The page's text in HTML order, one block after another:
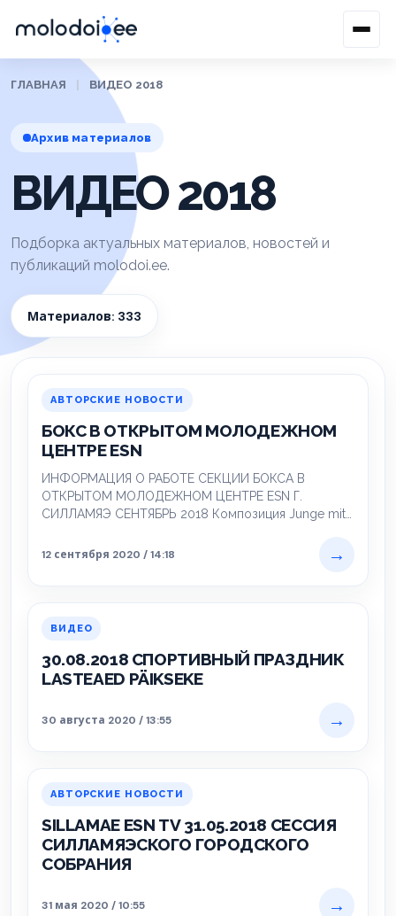
ГЛАВНАЯ ВИДЕО 2018
Архив материалов
ВИДЕО 2018
Подборка актуальных материалов, новостей и
публикаций molodoi.ee.
Материалов: 333
АВТОРСКИЕ НОВОСТИ
БОКС В ОТКРЫТОМ МОЛОДЕЖНОМ
ЦЕНТРЕ ESN
ИНФОРМАЦИЯ О РАБОТЕ СЕКЦИИ БОКСА В
ОТКРЫТОМ МОЛОДЕЖНОМ ЦЕНТРЕ ESN Г.
СИЛЛАМЯЭ СЕНТЯБРЬ 2018 Композиция Junge mit
12 сентября 2020 / 14:18
→
ВИДЕО
30.08.2018 СПОРТИВНЫЙ ПРАЗДНИК
LASTEAED PÄIKSEKE
30 августа 2020 / 13:55 →
АВТОРСКИЕ НОВОСТИ
SILLAMAE ESN TV 31.05.2018 СЕССИЯ
СИЛЛАМЯЭСКОГО ГОРОДСКОГО
СОБРАНИЯ
31 мая 2020 / 10:55 →